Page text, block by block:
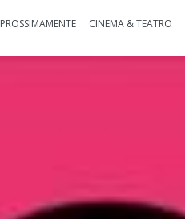
PROSSIMAMENTE CINEMA & TEATRO